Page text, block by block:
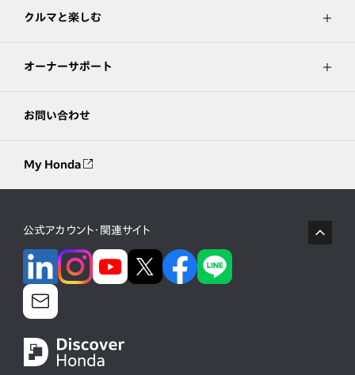
クルマと楽しむ
オーナーサポート
お問い合わせ
My Honda
公式アカウント・関連サイト